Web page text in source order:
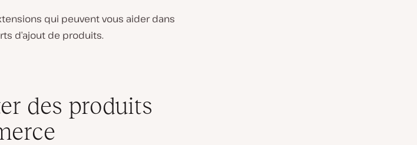
qui peuvent vous aider dans
d’ajout de produits.
des produits